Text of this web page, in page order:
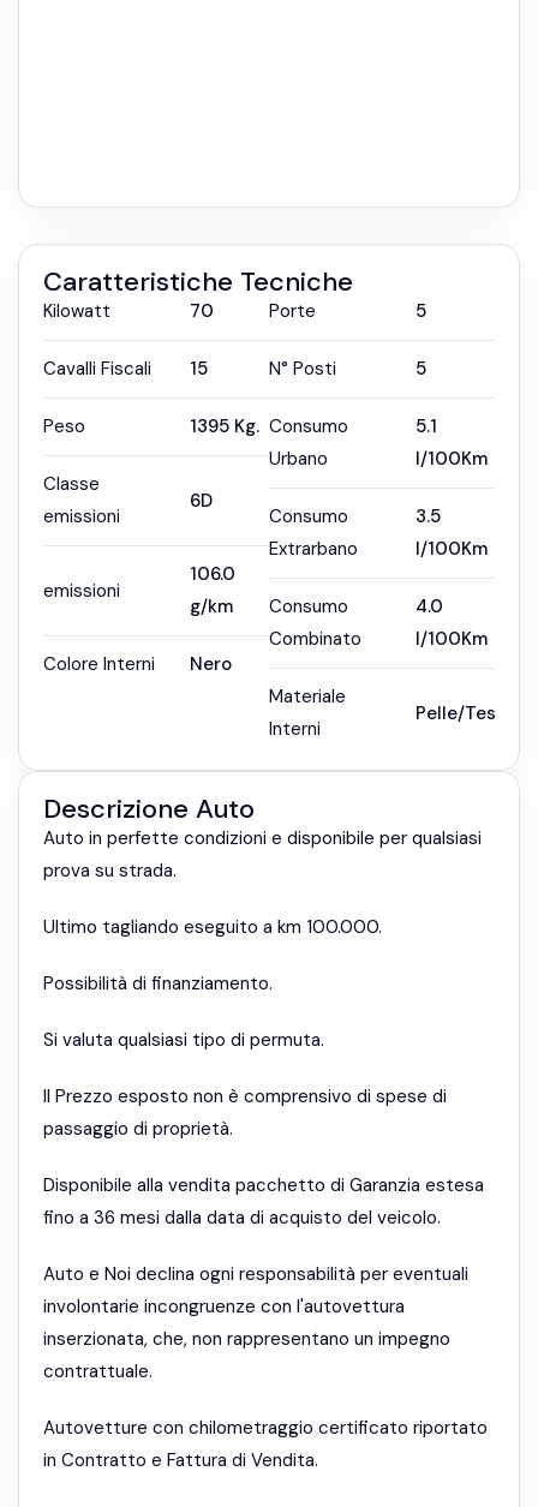
Caratteristiche Tecniche
Kilowatt 70
Cavalli Fiscali 15
Peso 1395 Kg.
Classe
emissioni
6D
emissioni
106.0
g/km
Colore Interni Nero
Porte 5
N° Posti 5
Consumo
Urbano
5.1
l/100Km
Consumo
Extrarbano
3.5
l/100Km
Consumo
Combinato
4.0
l/100Km
Materiale
Interni
Pelle/Tessuto
Descrizione Auto
Auto in perfette condizioni e disponibile per qualsiasi
prova su strada.
Ultimo tagliando eseguito a km 100.000.
Possibilità di finanziamento.
Si valuta qualsiasi tipo di permuta.
Il Prezzo esposto non è comprensivo di spese di
passaggio di proprietà.
Disponibile alla vendita pacchetto di Garanzia estesa
fino a 36 mesi dalla data di acquisto del veicolo.
Auto e Noi declina ogni responsabilità per eventuali
involontarie incongruenze con l'autovettura
inserzionata, che, non rappresentano un impegno
contrattuale.
Autovetture con chilometraggio certificato riportato
in Contratto e Fattura di Vendita.